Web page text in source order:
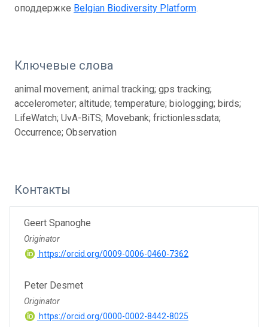
оподдержке Belgian Biodiversity Platform.
Ключевые слова
animal movement; animal tracking; gps tracking;
accelerometer; altitude; temperature; biologging; birds;
LifeWatch; UvA-BiTS; Movebank; frictionlessdata;
Occurrence; Observation
Контакты
Geert Spanoghe
Originator
https://orcid.org/0009-0006-0460-7362
Peter Desmet
Originator
https://orcid.org/0000-0002-8442-8025